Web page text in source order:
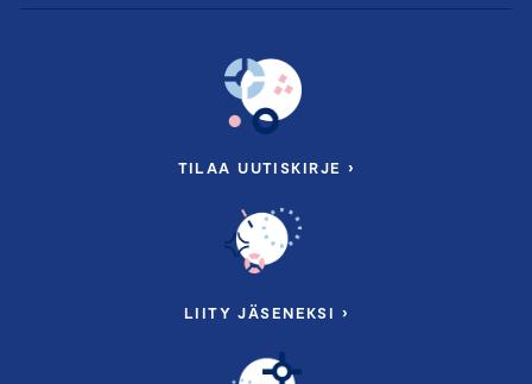
TILAA UUTISKIRJE ›
LIITY JÄSENEKSI ›